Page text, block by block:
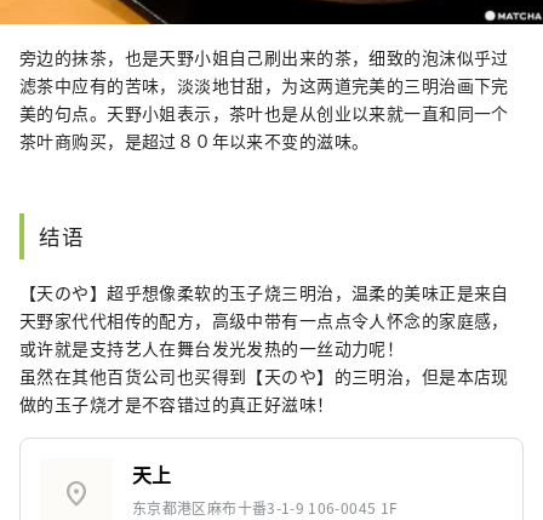
旁边的抹茶，也是天野小姐自己刷出来的茶，细致的泡沫似乎过
滤茶中应有的苦味，淡淡地甘甜，为这两道完美的三明治画下完
美的句点。天野小姐表示，茶叶也是从创业以来就一直和同一个
茶叶商购买，是超过８０年以来不变的滋味。
结语
【天のや】超乎想像柔软的玉子烧三明治，温柔的美味正是来自
天野家代代相传的配方，高级中带有一点点令人怀念的家庭感，
或许就是支持艺人在舞台发光发热的一丝动力呢！
虽然在其他百货公司也买得到【天のや】的三明治，但是本店现
做的玉子烧才是不容错过的真正好滋味！
location_on
天上
东京都港区麻布十番3-1-9 106-0045 1F